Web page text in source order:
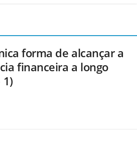
forma de alcançar a
financeira a longo